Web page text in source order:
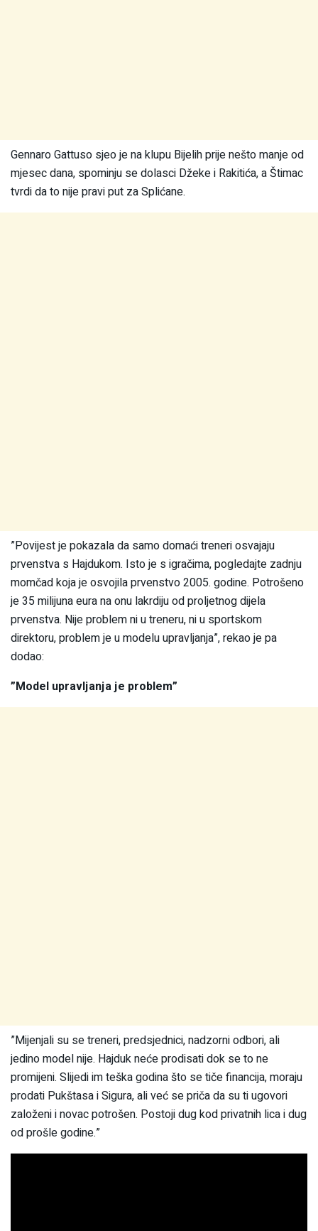
Gennaro Gattuso sjeo je na klupu Bijelih prije nešto manje od
mjesec dana, spominju se dolasci Džeke i Rakitića, a Štimac
tvrdi da to nije pravi put za Splićane.
”Povijest je pokazala da samo domaći treneri osvajaju
prvenstva s Hajdukom. Isto je s igračima, pogledajte zadnju
momčad koja je osvojila prvenstvo 2005. godine. Potrošeno
je 35 milijuna eura na onu lakrdiju od proljetnog dijela
prvenstva. Nije problem ni u treneru, ni u sportskom
direktoru, problem je u modelu upravljanja”, rekao je pa
dodao:
”Model upravljanja je problem”
”Mijenjali su se treneri, predsjednici, nadzorni odbori, ali
jedino model nije. Hajduk neće prodisati dok se to ne
promijeni. Slijedi im teška godina što se tiče financija, moraju
prodati Pukštasa i Sigura, ali već se priča da su ti ugovori
založeni i novac potrošen. Postoji dug kod privatnih lica i dug
od prošle godine.”